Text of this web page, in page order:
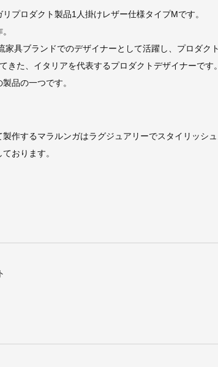
プロダクト製品1人掛けレザー仕様タイプMです。
具ブランドでのデザイナーとして活躍し、プロダク
た、イタリアを代表するプロダクトデザイナーです。
品の一つです。
作するマラルンガはラグジュアリーでスタイリッシュ
おります。
ストレッテ
ヴィコ・マジストレッテ
ル